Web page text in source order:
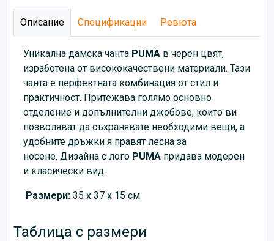
Описание Спецификации Ревюта
Уникална дамска чанта PUMA в черен цвят,
изработена от висококачествени материали. Тази
чанта е перфектната комбинация от стил и
практичност. Притежава голямо основно
отделение и допълнителни джобове, които ви
позволяват да съхранявате необходими вещи, а
удобните дръжки я правят лесна за
носене. Дизайна с лого PUMA придава модерен
и класически вид.
Размери: 35 x 37 x 15 см
Таблица с размери